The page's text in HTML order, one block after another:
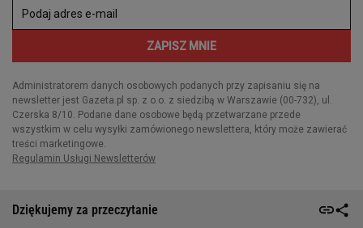
Dziękujemy za przeczytanie